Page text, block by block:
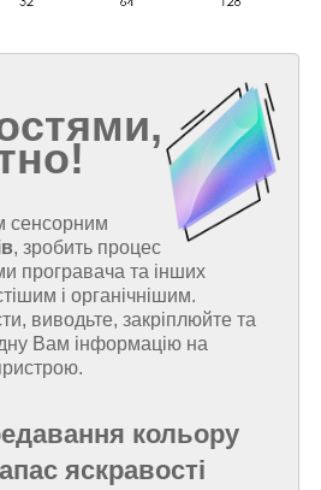
сенсорним
, зробить процес
програвача та інших
і органічнішим.
виводьте, закріплюйте та
Вам інформацію на
кольору
яскравості